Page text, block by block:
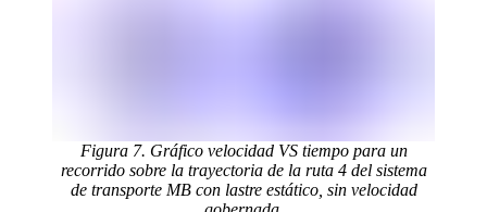
Figura 7. Gráfico velocidad VS tiempo para un
recorrido sobre la trayectoria de la ruta 4 del sistema
de transporte MB con lastre estático, sin velocidad